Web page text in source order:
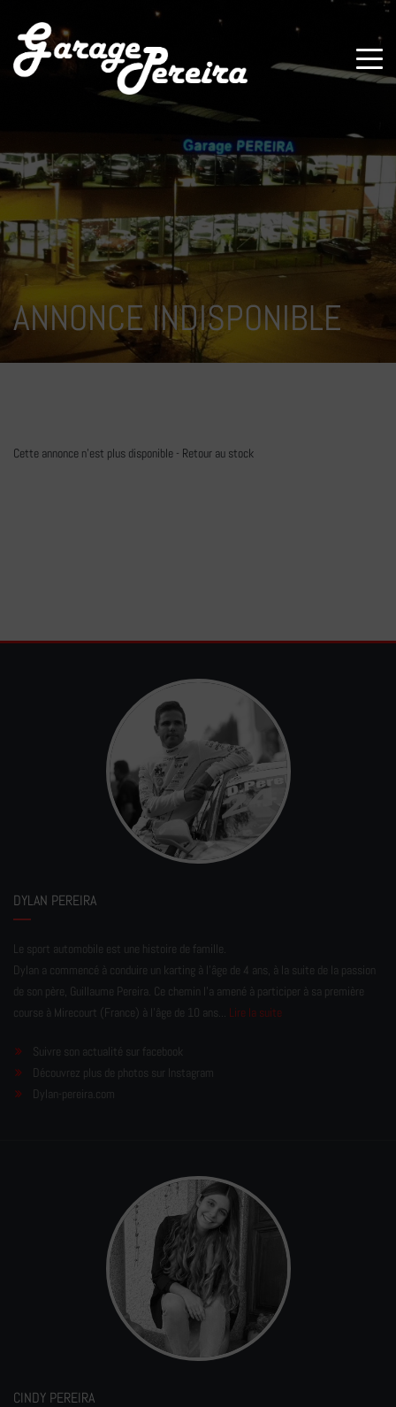
ANNONCE INDISPONIBLE
Cette annonce n'est plus disponible - Retour au stock
DYLAN PEREIRA
Le sport automobile est une histoire de famille.
Dylan a commencé à conduire un karting à l’âge de 4 ans, à la suite de la passion
de son père, Guillaume Pereira. Ce chemin l'a amené à participer à sa première
course à Mirecourt (France) à l'âge de 10 ans... Lire la suite
Suivre son actualité sur facebook
Découvrez plus de photos sur Instagram
Dylan-pereira.com
CINDY PEREIRA
Paramètres avancés des cookies